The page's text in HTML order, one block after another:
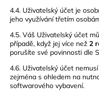
4.4. Uživatelský účet je
jeho využívání třetím
4.5. Váš Uživatelský účet
případě, když jej více než 2
porušíte své povinnosti dle
4.6. Uživatelský účet
zejména s ohledem na
softwarového vybavení.